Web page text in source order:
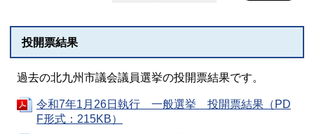
投開票結果
過去の北九州市議会議員選挙の投開票結果です。
令和7年1月26日執行 一般選挙 投開票結果（PD
F形式：215KB）